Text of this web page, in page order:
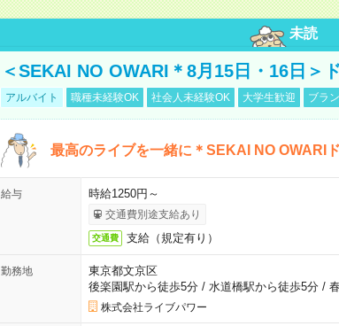
未読
＜SEKAI NO OWARI＊8月15日・16日＞
アルバイト 職種未経験OK 社会人未経験OK 大学生歓迎 ブラ
最高のライブを一緒に＊SEKAI NO OWARI
給与 時給1250円～
交通費別途支給あり
交通費 支給（規定有り）
勤務地
東京都文京区
後楽園駅から徒歩5分/ 水道橋駅から徒歩5分/
株式会社ライブパワー